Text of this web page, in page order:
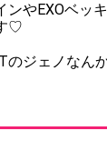
ンやEXOベッ
♡
のジェノなん